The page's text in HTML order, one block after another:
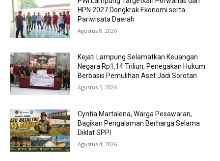
HPN 2027 Dongkrak Ekonomi serta
Pariwisata Daerah
Agustus 8, 2026
Kejati Lampung Selamatkan Keuangan
Negara Rp1,14 Triliun, Penegakan Hukum
Berbasis Pemulihan Aset Jadi Sorotan
Agustus 5, 2026
Cyntia Martalena, Warga Pesawaran,
Bagikan Pengalaman Berharga Selama
Diklat SPPI
Agustus 4, 2026